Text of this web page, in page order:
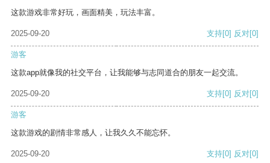
这款游戏非常好玩，画面精美，玩法丰富。
2025-09-20 支持[0] 反对[0]
游客
这款app就像我的社交平台，让我能够与志同道合的朋友一起交流。
2025-09-20 支持[0] 反对[0]
游客
这款游戏的剧情非常感人，让我久久不能忘怀。
2025-09-20 支持[0] 反对[0]